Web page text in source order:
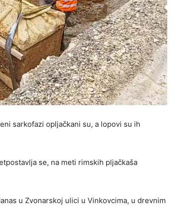
sarkofazi opljačkani su, a lopovi su ih
se, na meti rimskih pljačkaša
u Zvonarskoj ulici u Vinkovcima, u drevnim